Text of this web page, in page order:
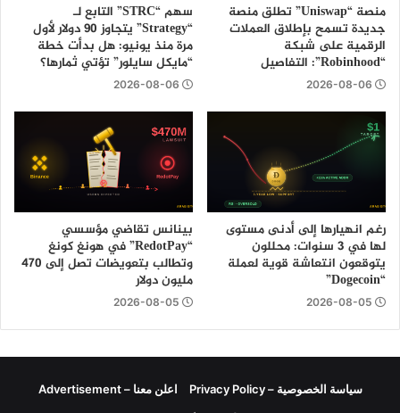
منصة “Uniswap” تطلق منصة
جديدة تسمح بإطلاق العملات
الرقمية على شبكة
“Robinhood”: التفاصيل
2026-08-06
سهم “STRC” التابع لـ
“Strategy” يتجاوز 90 دولار لأول
مرة منذ يونيو: هل بدأت خطة
“مايكل سايلور” تؤتي ثمارها؟
2026-08-06
رغم انهيارها إلى أدنى مستوى
لها في 3 سنوات: محللون
يتوقعون انتعاشة قوية لعملة
“Dogecoin”
2026-08-05
بينانس تقاضي مؤسسي
“RedotPay” في هونغ كونغ
وتطالب بتعويضات تصل إلى 470
مليون دولار
2026-08-05
سياسة الخصوصية – Privacy Policy اعلن معنا – Advertisement